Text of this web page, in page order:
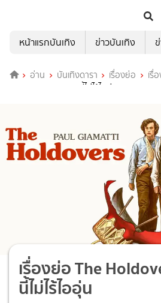
หน้าแรกบันเทิง
ข่าวบันเทิง
อ่าน บันเทิงดารา เรื่องย่อ เรื่
Holdovers ฤดูหนาวนี้ไม่ไร้ไออุ่น
เรื่องย่อ The
นี้ไม่ไร้ไออุ่น